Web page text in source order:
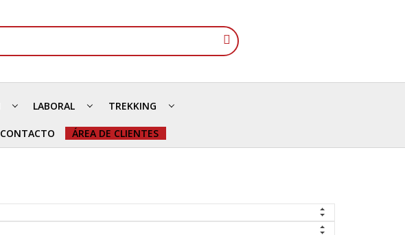
LABORAL TREKKING
CONTACTO ÁREA DE CLIENTES